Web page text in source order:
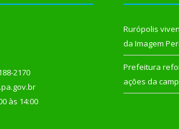
2170
às 14:00
Rurópolis
da Imagem
Prefeitura
ações da